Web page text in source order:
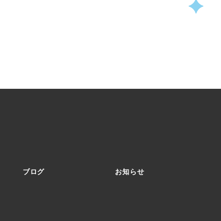
ブログ お知らせ